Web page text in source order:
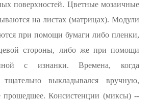
поверхностей. Цветные мозаичные
на листах (матрицах). Модули
при помощи бумаги либо пленки,
стороны, либо же при помощи
с изнанки. Времена, когда
выкладывался вручную,
прошедшее. Консистенции (миксы) --